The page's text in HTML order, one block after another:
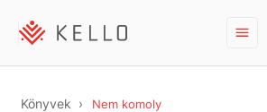
Könyvek Nem komoly